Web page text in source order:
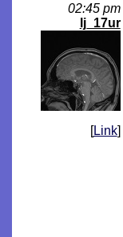
02:45 pm
lj_17ur
[Link]